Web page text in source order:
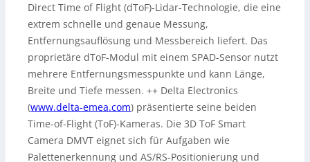
Direct Time of Flight (dToF)-Lidar-Technologie, die eine
extrem schnelle und genaue Messung,
Entfernungsauflösung und Messbereich liefert. Das
proprietäre dToF-Modul mit einem SPAD-Sensor nutzt
mehrere Entfernungsmesspunkte und kann Länge,
Breite und Tiefe messen. ++ Delta Electronics
(www.delta-emea.com) präsentierte seine beiden
Time-of-Flight (ToF)-Kameras. Die 3D ToF Smart
Camera DMVT eignet sich für Aufgaben wie
Palettenerkennung und AS/RS-Positionierung und